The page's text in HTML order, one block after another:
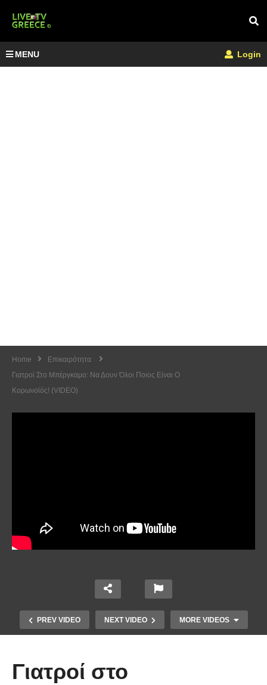
MENU Login
Home
Επικαιρότητα
Γιατροί Στο Μπέργκαμο: Να Δουν Όλοι Ποιος Είναι Ο
Κορωνοϊός! (VIDEO)
PREV VIDEO NEXT VIDEO MORE VIDEOS
Γιατροί στο